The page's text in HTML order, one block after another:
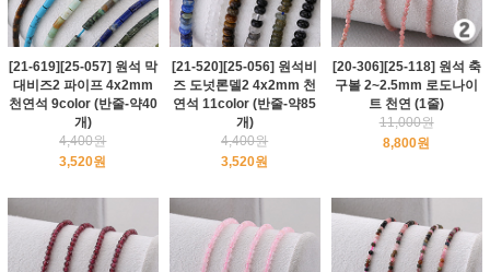
[21-619][25-057] 원석 막
대비즈2 파이프 4x2mm
천연석 9color (반줄-약40
개)
4,400원
3,520원
[21-520][25-056] 원석비
즈 도넛론델2 4x2mm 천
연석 11color (반줄-약85
개)
4,400원
3,520원
[20-306][25-118] 원석 축
구볼 2~2.5mm 로도나이
트 천연 (1줄)
11,000원
8,800원